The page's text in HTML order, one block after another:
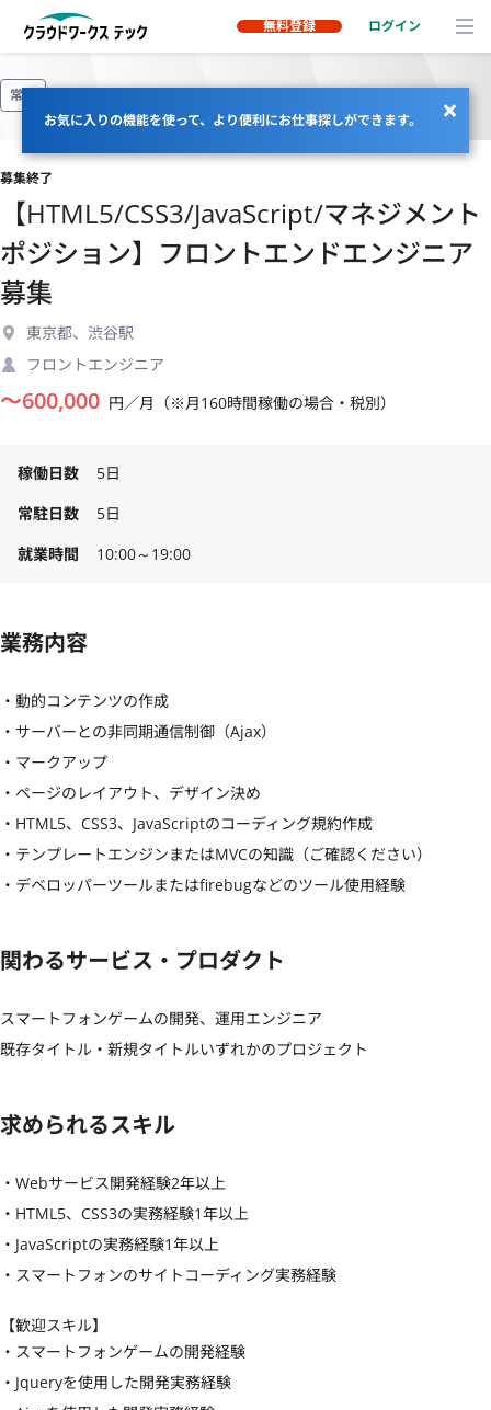
無料登録 ログイン
お気に入りの機能を使って、より便利にお仕事探しができます。
常駐
募集終了
【HTML5/CSS3/JavaScript/マネジメント
ポジション】フロントエンドエンジニア
募集
東京都、渋谷駅
フロントエンジニア
〜600,000 円／月（※月160時間稼働の場合・税別）
稼働日数
5日
常駐日数
5日
就業時間
10:00～19:00
業務内容
・動的コンテンツの作成
・サーバーとの非同期通信制御（Ajax）
・マークアップ
・ページのレイアウト、デザイン決め
・HTML5、CSS3、JavaScriptのコーディング規約作成
・テンプレートエンジンまたはMVCの知識（ご確認ください）
・デベロッパーツールまたはfirebugなどのツール使用経験
関わるサービス・プロダクト
スマートフォンゲームの開発、運用エンジニア
既存タイトル・新規タイトルいずれかのプロジェクト
求められるスキル
・Webサービス開発経験2年以上
・HTML5、CSS3の実務経験1年以上
・JavaScriptの実務経験1年以上
・スマートフォンのサイトコーディング実務経験
【歓迎スキル】
・スマートフォンゲームの開発経験
・Jqueryを使用した開発実務経験